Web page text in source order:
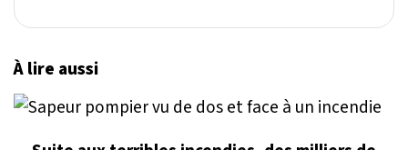
À lire aussi